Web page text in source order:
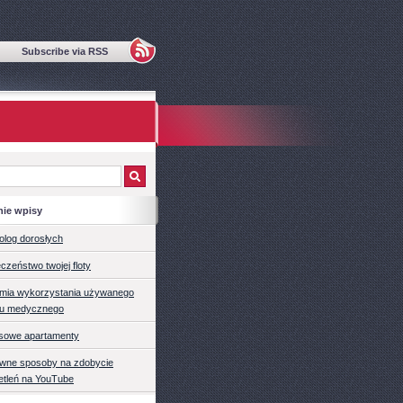
Subscribe via RSS
wpisy
dorosłych
twojej floty
wykorzystania używanego
medycznego
apartamenty
sposoby na zdobycie
na YouTube